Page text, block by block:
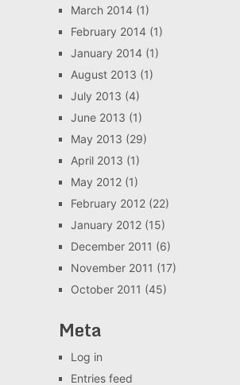
March 2014(1)
February 2014(1)
January 2014(1)
August 2013 (1)
July 2013 (4)
June 2013 (1)
May 2013 (29)
April 2013 (1)
May 2012(1)
February 2012(22)
January 2012(15)
December 2011 (6)
November 2011 (17)
October 2011 (45)
Meta
Log in
Entries feed